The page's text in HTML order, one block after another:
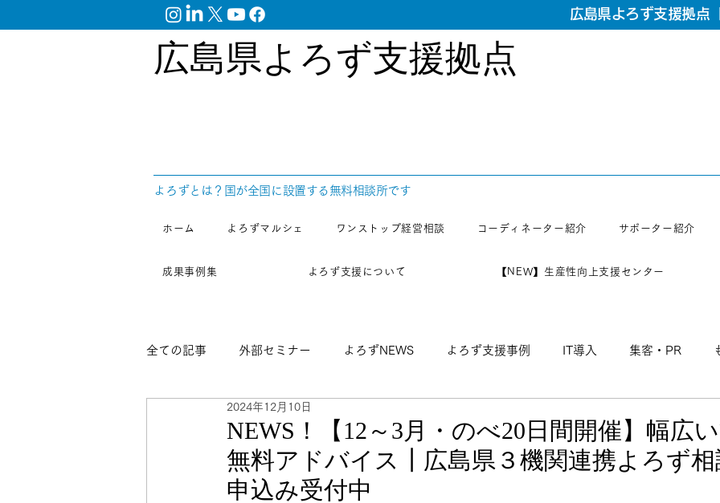
広島県よろず支援拠点
広島県よろず支援拠点
​よろずとは？国が全国に設置する無料相談所です
ホーム よろずマルシェ ワンストップ経営相談 コーディネーター紹介 サポーター紹介
成果事例集 よろず支援について 【NEW】生産性向上支援センター
全ての記事 外部セミナー よろずNEWS よろず支援事例 IT導入 集客・PR
海外販路計画 人事・労務
NEWS！【12～3月・のべ20日間開催】幅広
無料アドバイス┃広島県３機関連携よろず
申込み受付中
2024年12月10日